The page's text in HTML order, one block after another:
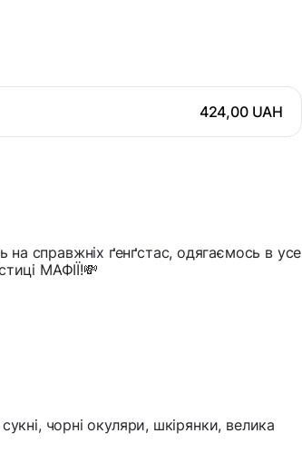
424,00 UAH
справжніх ґенґстас, одягаємось в усе
МАФІЇ!💸
чорні окуляри, шкірянки, велика